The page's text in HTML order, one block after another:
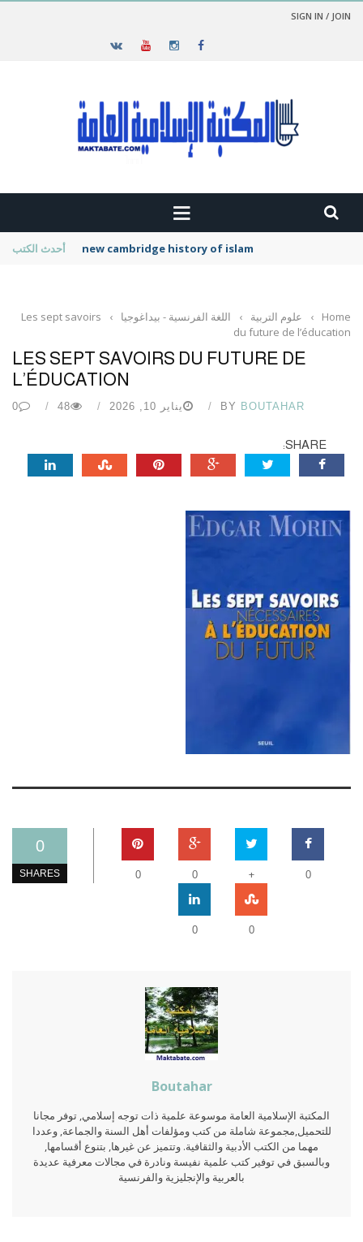
SIGN IN / JOIN
أحدث الكتب new cambridge history of islam
Home
› علوم التربية › اللغة الفرنسية - بيداغوجيا ›
Les sept savoirs
du future de l’éducation
LES SEPT SAVOIRS DU FUTURE DE
L’ÉDUCATION
BY BOUTAHAR يناير 10, 2026 48
0
SHARE:
0
SHARES 0
+
0
0
0
0
Boutahar
المكتبة الإسلامية العامة موسوعة علمية ذات توجه إسلامي, توفر مجانا
للتحميل,مجموعة شاملة من كتب ومؤلفات أهل السنة والجماعة, وعددا
مهما من الكتب الأدبية والثقافية. وتتميز عن غيرها, بتنوع أقسامها,
وبالسبق في توفير كتب علمية نفيسة ونادرة في مجالات معرفية عديدة
بالعربية والإنجليزية والفرنسية